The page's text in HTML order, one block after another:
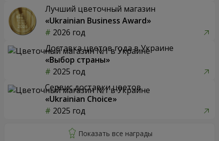
Лучший цветочный магазин
«Ukrainian Business Award»
2026 год
Доставка цветов года в Украине
«Выбор страны»
2025 год
Сервис доставки цветов
«Ukrainian Choice»
2025 год